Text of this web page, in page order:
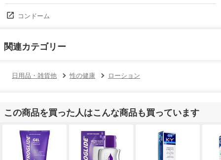
コンドーム
関連カテゴリー
日用品・雑貨他 性の健康 ローション
この商品を買った人はこんな商品も買っています